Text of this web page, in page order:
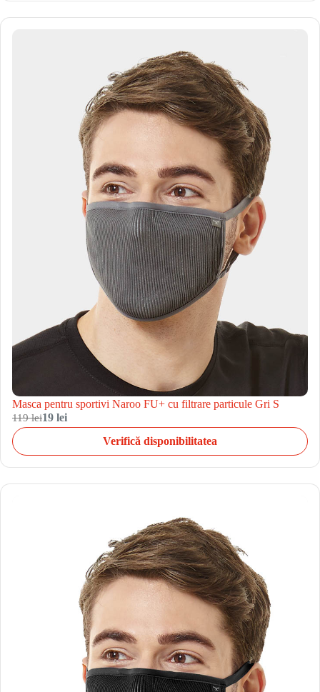
Masca pentru sportivi Naroo FU+ cu filtrare particule Gri S
119 lei19 lei
Verifică disponibilitatea